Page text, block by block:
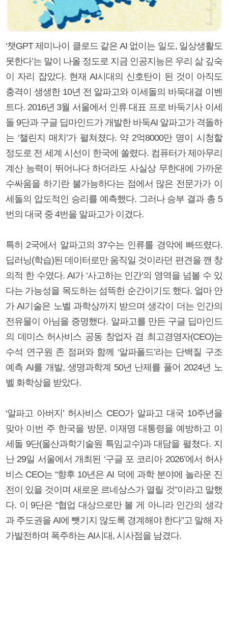
‘챗GPT 제미나이 클로드 같은 AI 없이는 일도, 일상생활도
못한다’는 말이 나올 정도로 지금 인공지능은 우리 삶 깊숙
이 자리 잡았다. 현재 AI시대의 신호탄이 된 것이 아직도
충격이 생생한 10년 전 알파고와 이세돌의 바둑대결 이벤
트다. 2016년 3월 서울에서 인류 대표 프로 바둑기사 이세
돌 9단과 구글 딥마인드가 개발한 바둑AI 알파고가 격돌하
는 ‘챌린지 매치’가 펼쳐졌다. 약 2억8000만 명이 시청할
정도로 전 세계 시선이 한국에 쏠렸다. 컴퓨터가 제아무리
계산 능력이 뛰어나다 하더라도 사실상 무한대에 가까운
수싸움을 하기란 불가능하다는 점에서 많은 전문가가 이
세돌의 압도적인 승리를 예측했다. 그러나 승부 결과 총 5
번의 대국 중 4번을 알파고가 이겼다.
특히 2국에서 알파고의 37수는 인류를 경악에 빠뜨렸다.
딥러닝(학습)된 데이터로만 움직일 것이라던 편견을 깬 창
의적 한 수였다. AI가 ‘사고하는 인간’의 영역을 넘볼 수 있
다는 가능성을 목도하는 섬뜩한 순간이기도 했다. 얼마 안
가 AI기술은 노벨 과학상까지 받으며 생각이 더는 인간의
전유물이 아님을 증명했다. 알파고를 만든 구글 딥마인드
의 데미스 허사비스 공동 창업자 겸 최고경영자(CEO)는
수석 연구원 존 점퍼와 함께 ‘알파폴드’라는 단백질 구조
예측 AI를 개발, 생명과학계 50년 난제를 풀어 2024년 노
벨 화학상을 받았다.
‘알파고 아버지’ 허사비스 CEO가 알파고 대국 10주년을
맞아 이번 주 한국을 방문, 이재명 대통령을 예방하고 이
세돌 9단(울산과학기술원 특임교수)과 대담을 펼쳤다. 지
난 29일 서울에서 개최된 ‘구글 포 코리아 2026’에서 허사
비스 CEO는 “향후 10년은 AI 덕에 과학 분야에 놀라운 진
전이 있을 것이며 새로운 르네상스가 열릴 것”이라고 말했
다. 이 9단은 “협업 대상으로만 볼 게 아니라 인간의 생각
과 주도권을 AI에 뺏기지 않도록 경계해야 한다”고 말해 자
가발전하며 폭주하는 AI시대, 시사점을 남겼다.